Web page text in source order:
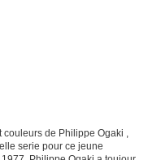
couleurs de Philippe Ogaki ,
serie pour ce jeune